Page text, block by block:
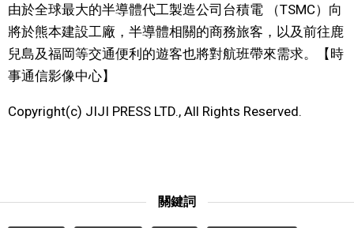
運動
娛樂
教育
家庭
由於全球最大的半導體代工製造公司台積電 （TSMC）向
將於熊本建設工廠，半導體相關的商務旅客，以及前往鹿
兒島及福岡等交通便利的遊客也將對航班帶來需求。【時
事通信影像中心】
Copyright(c) JIJI PRESS LTD., All Rights Reserved.
關鍵詞